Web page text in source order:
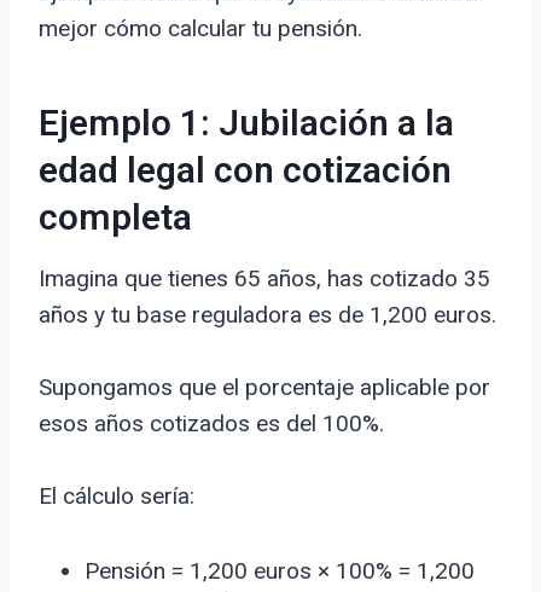
mejor cómo calcular tu pensión.
Ejemplo 1: Jubilación a la
edad legal con cotización
completa
Imagina que tienes 65 años, has cotizado 35
años y tu base reguladora es de 1,200 euros.
Supongamos que el porcentaje aplicable por
esos años cotizados es del 100%.
El cálculo sería:
Pensión = 1,200 euros × 100% = 1,200